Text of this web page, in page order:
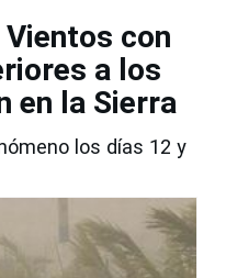
Vientos con
a los
en la Sierra
los días 12 y